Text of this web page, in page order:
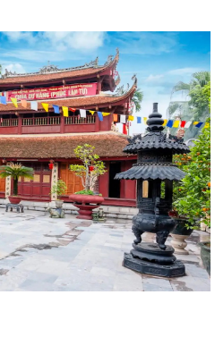
TIẾP XÚC CÂU LẠC BỘ HƯU TRÍ VÀ
XÃ TRƯỚC...
xã Chấn Hưng hướng dẫn biện pháp
gia Hội thi Giáo viên dạy giỏi cấp
CÁC HOẠT ĐỘNG THỂ DỤC THỂ
2026
sức khỏe điện tử trên ứng dụng